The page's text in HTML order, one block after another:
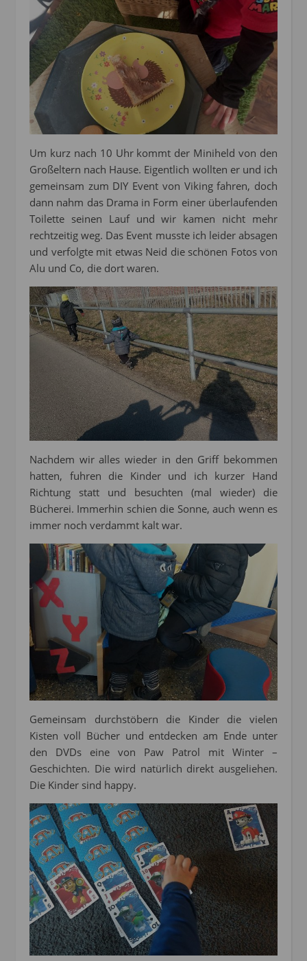
Um kurz nach 10 Uhr kommt der Miniheld von den
Großeltern nach Hause. Eigentlich wollten er und ich
gemeinsam zum DIY Event von Viking fahren, doch
dann nahm das Drama in Form einer überlaufenden
Toilette seinen Lauf und wir kamen nicht mehr
rechtzeitig weg. Das Event musste ich leider absagen
und verfolgte mit etwas Neid die schönen Fotos von
Alu und Co, die dort waren.
Nachdem wir alles wieder in den Griff bekommen
hatten, fuhren die Kinder und ich kurzer Hand
Richtung statt und besuchten (mal wieder) die
Bücherei. Immerhin schien die Sonne, auch wenn es
immer noch verdammt kalt war.
Gemeinsam durchstöbern die Kinder die vielen
Kisten voll Bücher und entdecken am Ende unter
den DVDs eine von Paw Patrol mit Winter –
Geschichten. Die wird natürlich direkt ausgeliehen.
Die Kinder sind happy.